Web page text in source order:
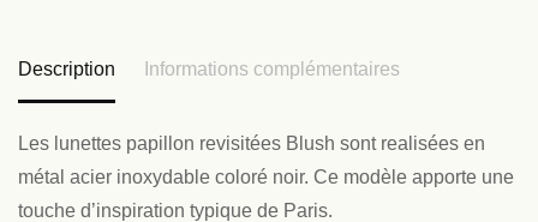
Description Informations complémentaires
Les lunettes papillon revisitées Blush sont realisées en
métal acier inoxydable coloré noir. Ce modèle apporte une
touche d’inspiration typique de Paris.